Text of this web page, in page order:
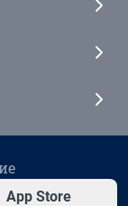
App Store